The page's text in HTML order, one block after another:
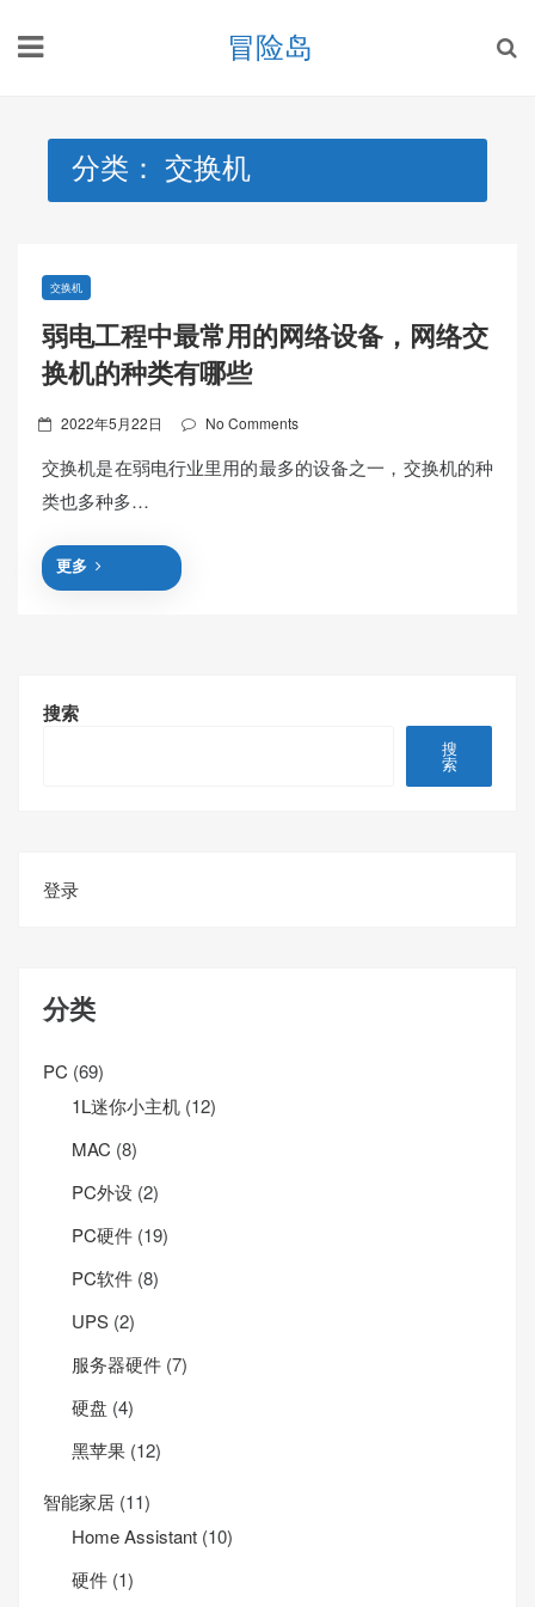
冒险岛
分类： 交换机
交换机
弱电工程中最常用的网络设备，网络交
换机的种类有哪些
Posted
2022年5月22日 No Comments
交换机是在弱电行业里用的最多的设备之一，交换机的种
类也多种多…
更多
搜索
搜
索
登录
分类
PC (69)
1L迷你小主机 (12)
MAC (8)
PC外设 (2)
PC硬件 (19)
PC软件 (8)
UPS (2)
服务器硬件 (7)
硬盘 (4)
黑苹果 (12)
智能家居 (11)
Home Assistant (10)
硬件 (1)